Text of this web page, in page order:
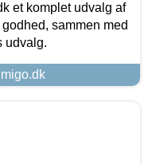
et komplet udvalg af
sammen med
udvalg.